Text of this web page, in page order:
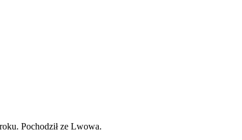
Pochodził ze Lwowa.